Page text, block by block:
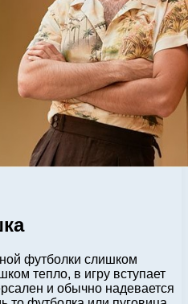
футболки слишком
тепло, в игру вступает
и обычно надевается